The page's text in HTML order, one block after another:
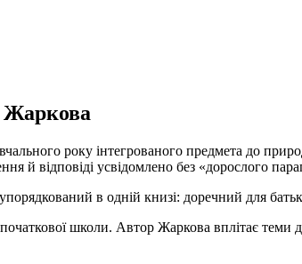
Жаркова
року інтегрованого предмета до
й відповіді усвідомлено без «дорослого
в одній книзі: доречний для
школи. Автор Жаркова вплітає